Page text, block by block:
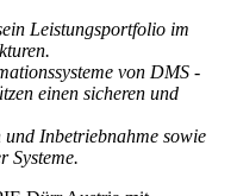
Leistungsportfolio im
von DMS -
einen sicheren und
Inbetriebnahme sowie
Systeme.